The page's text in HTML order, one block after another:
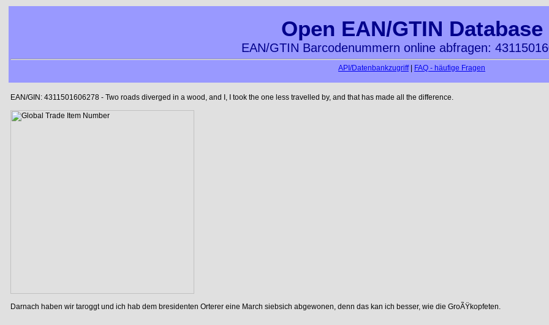
Open EAN/GTIN Database
EAN/GTIN Barcodenummern online abfragen:
API/Datenbankzugriff| FAQ - häufige Fragen
EAN/GIN: 4311501606278 - Two roads diverged in a wood, and I, I took the one less travelled by, and that has made all the difference.
Darnach haben wir taroggt und ich hab dem bresidenten Orterer eine March siebsich abgewonen, denn das kan ich besser, wie die GroÃŸkopfeten.